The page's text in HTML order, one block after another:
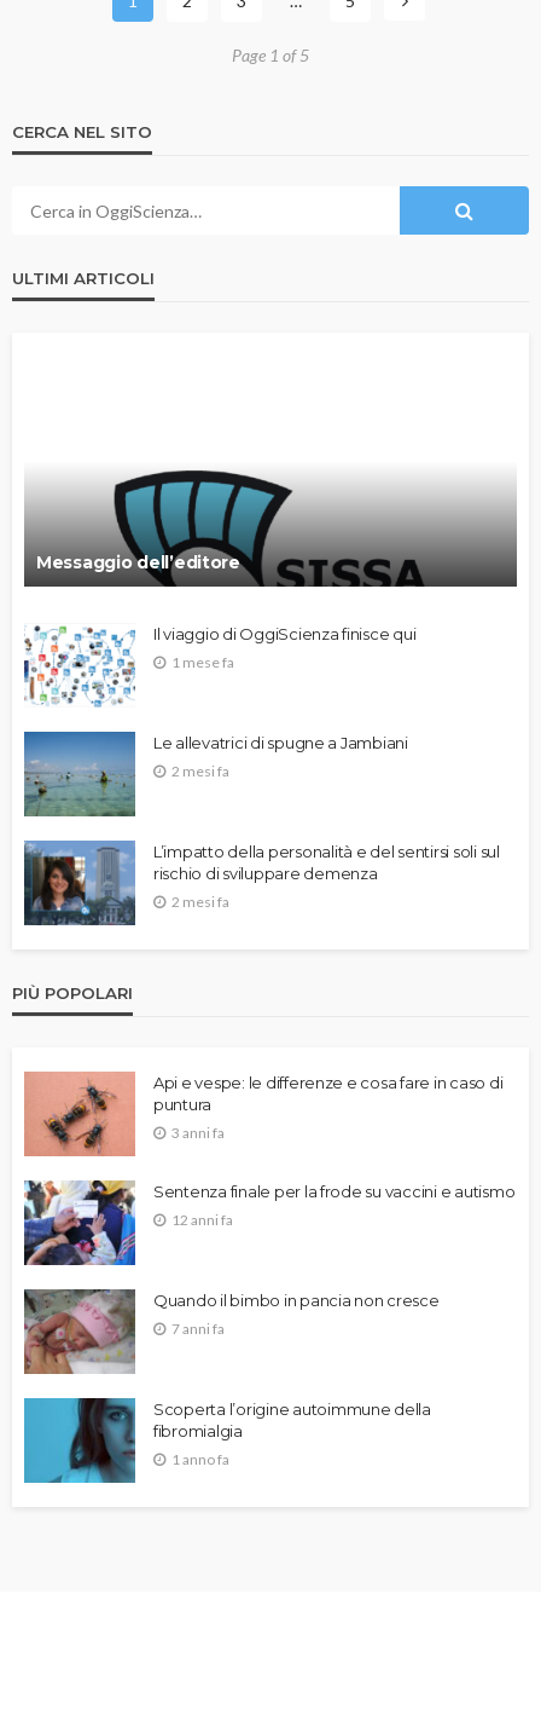
Page 1 of 5
CERCA NEL SITO
ULTIMI ARTICOLI
Messaggio dell’editore
Il viaggio di OggiScienza finisce qui
1 mese fa
Le allevatrici di spugne a Jambiani
2 mesi fa
L’impatto della personalità e del sentirsi soli sul
rischio di sviluppare demenza
2 mesi fa
PIÙ POPOLARI
Api e vespe: le differenze e cosa fare in caso di
puntura
3 anni fa
Sentenza finale per la frode su vaccini e autismo
12 anni fa
Quando il bimbo in pancia non cresce
7 anni fa
Scoperta l’origine autoimmune della
fibromialgia
1 anno fa